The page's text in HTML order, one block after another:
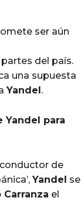
ser aún
del país.
una supuesta
Yandel.
Yandel para
de
Yandel se
el